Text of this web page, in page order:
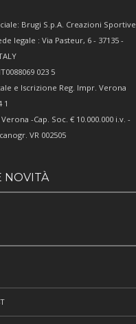
Brugi S.p.A. Creazioni Sportive
legale : Via Pasteur, 6 - 37135 -
023 5
e Iscrizione Reg. Impr. Verona
1
Verona -Cap. Soc. € 10.000.000 i.v. -
VR 002505
NOVITÀ